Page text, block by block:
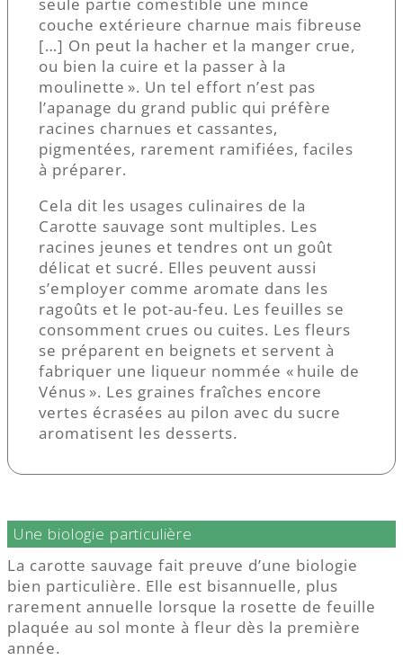
couche extérieure charnue mais fibreuse
[…] On peut la hacher et la manger crue,
ou bien la cuire et la passer à la
moulinette ». Un tel effort n’est pas
l’apanage du grand public qui préfère
racines charnues et cassantes,
pigmentées, rarement ramifiées, faciles
à préparer.
Cela dit les usages culinaires de la
Carotte sauvage sont multiples. Les
racines jeunes et tendres ont un goût
délicat et sucré. Elles peuvent aussi
s’employer comme aromate dans les
ragoûts et le pot-au-feu. Les feuilles se
consomment crues ou cuites. Les fleurs
se préparent en beignets et servent à
fabriquer une liqueur nommée « huile de
Vénus ». Les graines fraîches encore
vertes écrasées au pilon avec du sucre
aromatisent les desserts.
Une biologie particulière
La carotte sauvage fait preuve d’une biologie
bien particulière. Elle est bisannuelle, plus
rarement annuelle lorsque la rosette de feuille
plaquée au sol monte à fleur dès la première
année.